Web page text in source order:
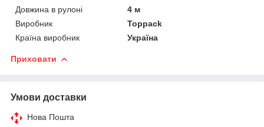
Довжина в рулоні
4 м
Виробник
Toppack
Країна виробник
Україна
Приховати
Умови доставки
Нова Пошта